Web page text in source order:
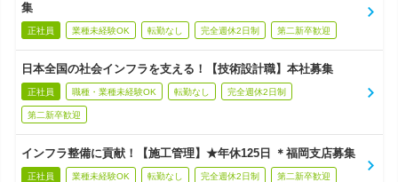
集
正社員 業種未経験OK 転勤なし 完全週休2日制 第二新卒歓迎
日本全国の社会インフラを支える！【技術設計職】本社募集
正社員 職種・業種未経験OK 転勤なし 完全週休2日制
第二新卒歓迎
インフラ整備に貢献！【施工管理】★年休125日 ＊福岡支店募集
正社員 業種未経験OK 転勤なし 完全週休2日制 第二新卒歓迎